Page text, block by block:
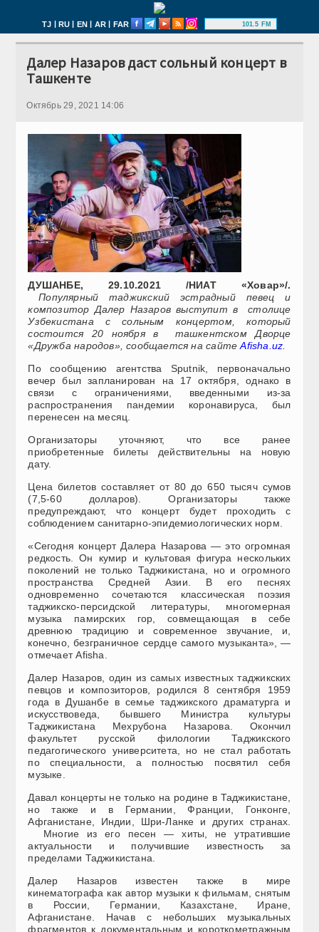
TJ | RU | EN | AR | FAR 101.5 FM
Далер Назаров даст сольный концерт в
Ташкенте
Октябрь 29, 2021 14:06
ДУШАНБЕ, 29.10.2021 /НИАТ «Ховар»/.
Популярный таджикский эстрадный певец и
композитор Далер Назаров выступит в столице
Узбекистана с сольным концертом, который
состоится 20 ноября в ташкентском Дворце
«Дружба народов», сообщается на сайтеAfisha.uz
По сообщению агентства Sputnik, первоначально
вечер был запланирован на 17 октября, однако в
связи с ограничениями, введенными из-за
распространения пандемии коронавируса, был
перенесен на месяц.
Организаторы уточняют, что все ранее
приобретенные билеты действительны на новую
дату.
Цена билетов составляет от 80 до 650 тысяч сумов
(7,5-60 долларов). Организаторы также
предупреждают, что концерт будет проходить с
соблюдением санитарно-эпидемиологических норм.
«Сегодня концерт Далера Назарова — это огромная
редкость. Он кумир и культовая фигура нескольких
поколений не только Таджикистана, но и огромного
пространства Средней Азии. В его песнях
одновременно сочетаются классическая поэзия
таджикско-персидской литературы, многомерная
музыка памирских гор, совмещающая в себе
древнюю традицию и современное звучание, и,
конечно, безграничное сердце самого музыканта», —
отмечает Afisha.
Далер Назаров, один из самых известных таджикских
певцов и композиторов, родился 8 сентября 1959
года в Душанбе в семье таджикского драматурга и
искусствоведа, бывшего Министра культуры
Таджикистана Мехрубона Назарова. Окончил
факультет русской филологии Таджикского
педагогического университета, но не стал работать
по специальности, а полностью посвятил себя
музыке.
Давал концерты не только на родине в Таджикистане,
но также и в Германии, Франции, Гонконге,
Афганистане, Индии, Шри-Ланке и других странах.
Многие из его песен — хиты, не утратившие
актуальности и получившие известность за
пределами Таджикистана.
Далер Назаров известен также в мире
кинематографа как автор музыки к фильмам, снятым
в России, Германии, Казахстане, Иране,
Афганистане. Начав с небольших музыкальных
фрагментов к документальным и короткометражным